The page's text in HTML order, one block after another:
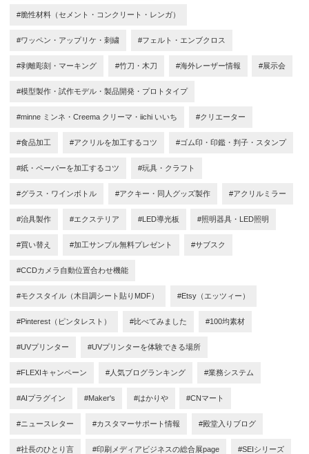
#脆性材料（セメント・コンクリート・レンガ）
#ワッペン・アップリケ・刺繍 #フェルト・エンブクロス
#剥離彫刻・マーキング #竹刀・木刀 #海外レーザー情報 #展示会
#模型製作・試作モデル・製品開発・プロトタイプ
#minne ミンネ・Creema クリーマ・iichi いいち #クリエーター
#食品加工 #アクリルを加工するコツ #ゴム印・印鑑・判子・スタンプ
#紙・ペーパーを加工するコツ #玩具・クラフト
#グラス・ワインボトル #アクキー・同人グッズ製作 #アクリルミラー
#治具製作 #エクステリア #LED導光板 #照明器具・LED照明
#買い替え #加工サンプル無料プレゼント #サブスク
#CCDカメラ自動位置合わせ機能
#モクスタイル（木目調シート貼りMDF） #Etsy（エッツィー）
#Pinterest（ピンタレスト） #比べてみました #100均素材
#UVプリンター #UVプリンターを体験できる場所
#FLEXIキャンペーン #人気ブログランキング #業務システム
#AIプラグイン #Maker's #はかりや #CNマート
#ニュースレター #カスタマーサポート情報 #殿堂入りブログ
#社長のひとり言 #印刷メディアビジネスの総合展page #SEIシリーズ